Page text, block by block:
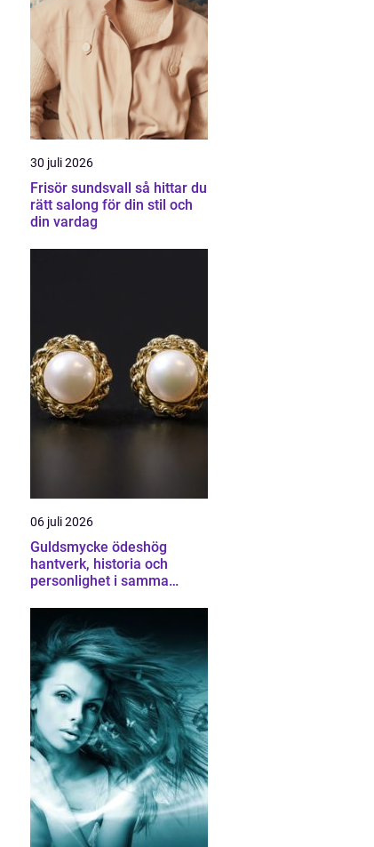
30 juli 2026
Frisör sundsvall så hittar du
rätt salong för din stil och
din vardag
06 juli 2026
Guldsmycke ödeshög
hantverk, historia och
personlighet i samma